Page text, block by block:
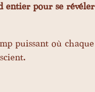
entier pour se révéler
puissant où chaque